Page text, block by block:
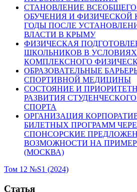
СТАНОВЛЕНИЕ
ОБУЧЕНИЯ И ФИЗИЧЕСКОЙ
ГОДЫ ПОСЛЕ
ВЛАСТИ В КРЫМУ
ФИЗИЧЕСКАЯ
ШКОЛЬНИКОВ В
КОМПЛЕКСНОГО
ОБРАЗОВАТЕЛЬНЫЕ
СПОРТИВНОЙ МЕДИЦИНЫ
СОСТОЯНИЕ И
РАЗВИТИЯ
СПОРТА
ОРГАНИЗАЦИЯ
БИЛЕТНЫХ ПРОГРАММ
СПОНСОРСКИЕ
ВОЗМОЖНОСТИ НА
(МОСКВА)
Том 12 №S1 (2024)
Статья